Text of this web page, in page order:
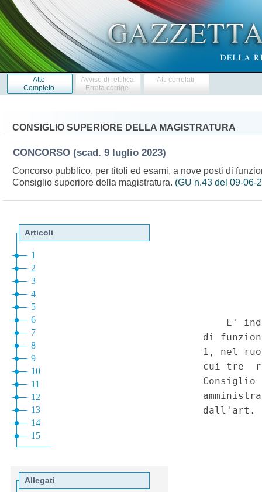
Atto
Completo
Avviso di rettifica
Errata corrige
Atti correlati
CONSIGLIO SUPERIORE DELLA MAGISTRATURA
CONCORSO (scad. 9 luglio 2023)
Concorso pubblico, per titoli ed esami, a nove posti di
Consiglio superiore della magistratura. (GU n.43 del 09-06-